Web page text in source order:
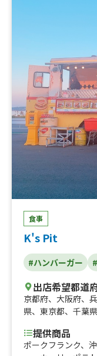
ラテ小、ビール、
ホットドック、チ
リームラテ、ゆず
食事
K's Pit
#ハンバーガー
出店希望都道
京都府、 大阪府、
県、 東京都、 千葉県
提供商品
ポークフランク、